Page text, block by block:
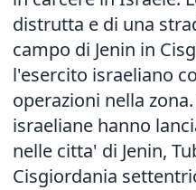
distrutta e di una
campo di Jenin in
l'esercito israeliano
operazioni nella
israeliane hanno
nelle citta' di Jenin,
Cisgiordania